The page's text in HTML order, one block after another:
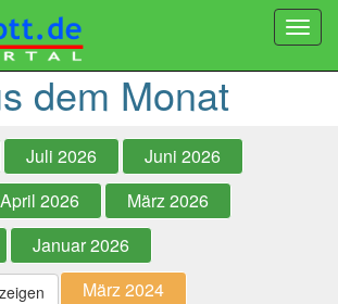
dem Monat
Juli 2026
Juni 2026
April 2026
März 2026
Januar 2026
März 2024